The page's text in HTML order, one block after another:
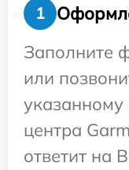
1
Заполните
или
указанному
центра
ответит на